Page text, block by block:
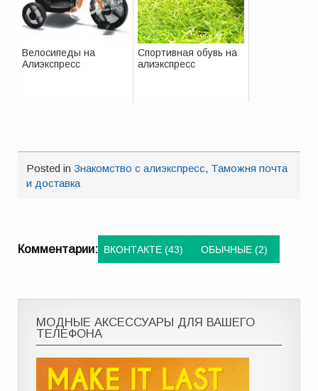
Велосипеды на
Алиэкспресс
Спортивная обувь на
алиэкспресс
Posted inЗнакомство с алиэкспресс, Таможня почта
и доставка
Комментарии: ВКОНТАКТЕ (43) ОБЫЧНЫЕ (2)
МОДНЫЕ АКСЕССУАРЫ ДЛЯ ВАШЕГО
ТЕЛЕФОНА